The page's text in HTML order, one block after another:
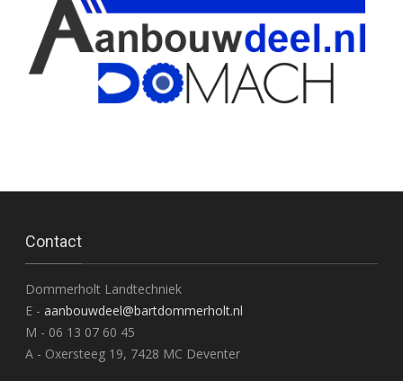
Contact
Dommerholt Landtechniek
E - aanbouwdeel@bartdommerholt.nl
M - 06 13 07 60 45
A - Oxersteeg 19, 7428 MC Deventer